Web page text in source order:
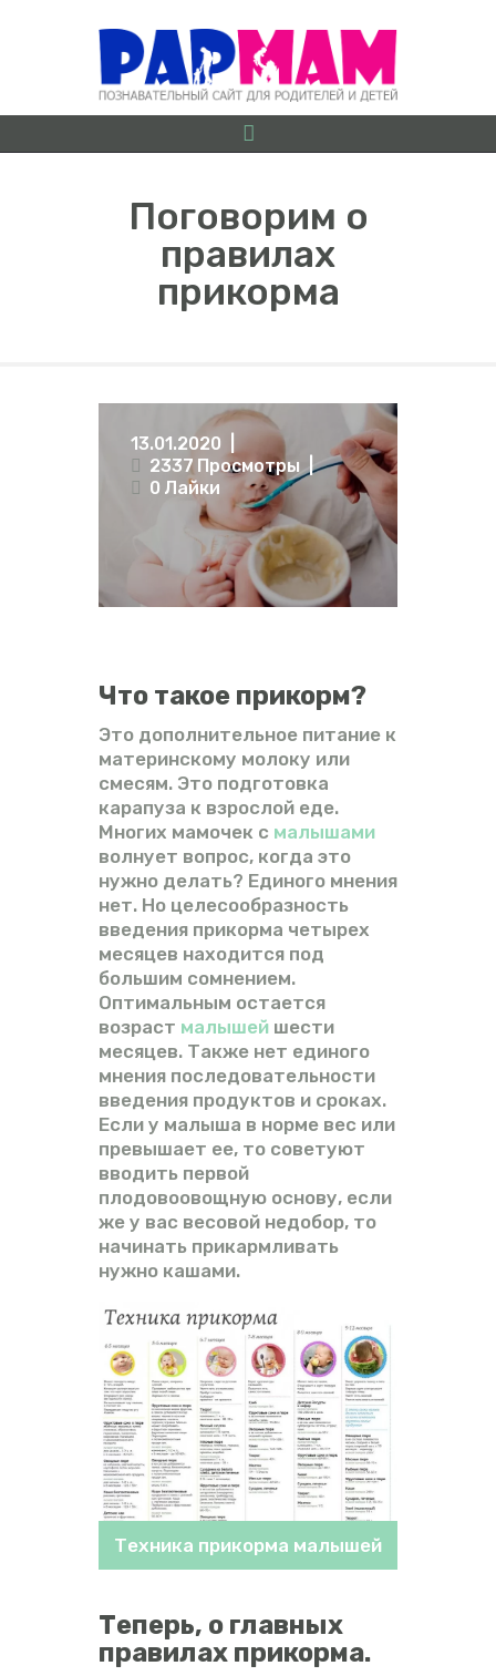
Поговорим о
правилах
прикорма
О ПРОЕКТЕ
БЕРЕМЕННОСТЬ ОТ
ШКОЛЬНИКИ
ИГРЫ
ЛАЙФХАКИ
ФОРУМ
13.01.2020
2337 Просмотры
0 Лайки
Что такое прикорм?
Это дополнительное питание к
материнскому молоку или
смесям. Это подготовка
карапуза к взрослой еде.
Многих мамочек с малышами
волнует вопрос, когда это
нужно делать? Единого мнения
нет. Но целесообразность
введения прикорма четырех
месяцев находится под
большим сомнением.
Оптимальным остается
возраст малышей шести
месяцев. Также нет единого
мнения последовательности
введения продуктов и сроках.
Если у малыша в норме вес или
превышает ее, то советуют
вводить первой
плодовоовощную основу, если
же у вас весовой недобор, то
начинать прикармливать
нужно кашами.
Техника прикорма малышей
Теперь, о главных
правилах прикорма.